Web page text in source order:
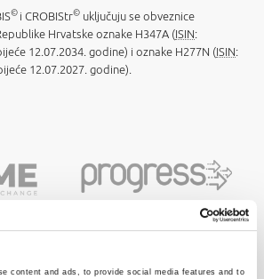
content and ads, to provide social media features and to
© i CROBIStr© uključuju se obveznice
Hrvatske oznake H347A (ISIN:
12.07.2034. godine) i oznake H277N (ISIN:
12.07.2027. godine).